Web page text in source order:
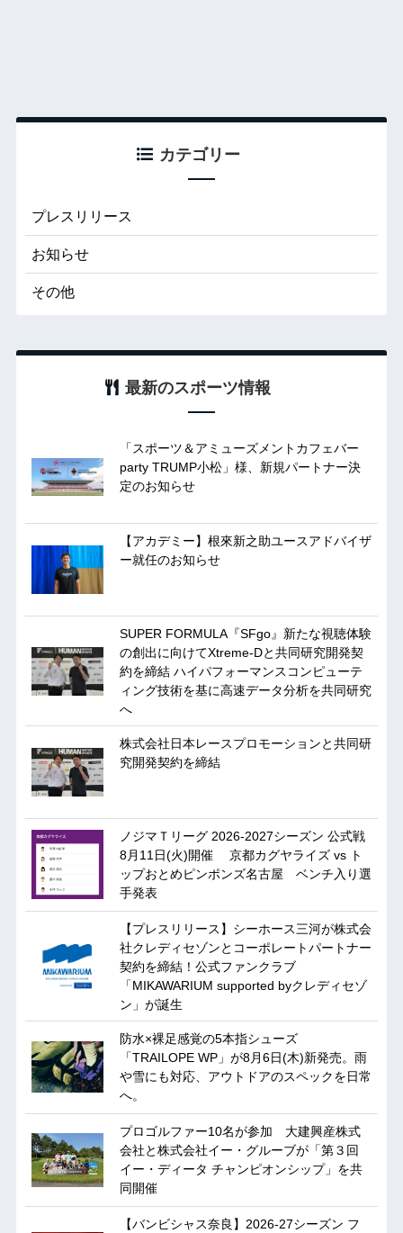
カテゴリー
プレスリリース
お知らせ
その他
最新のスポーツ情報
「スポーツ＆アミューズメントカフェバー
party TRUMP小松」様、新規パートナー決
定のお知らせ
【アカデミー】根來新之助ユースアドバイザ
ー就任のお知らせ
SUPER FORMULA『SFgo』新たな視聴体験
の創出に向けてXtreme-Dと共同研究開発契
約を締結 ハイパフォーマンスコンピューテ
ィング技術を基に⾼速データ分析を共同研究
へ
株式会社日本レースプロモーションと共同研
究開発契約を締結
ノジマＴリーグ 2026-2027シーズン 公式戦
8月11日(火)開催 京都カグヤライズ vs ト
ップおとめピンポンズ名古屋 ベンチ入り選
手発表
【プレスリリース】シーホース三河が株式会
社クレディセゾンとコーポレートパートナー
契約を締結！公式ファンクラブ
「MIKAWARIUM supported byクレディセゾ
ン」が誕生
防水×裸足感覚の5本指シューズ
「TRAILOPE WP」が8月6日(木)新発売。雨
や雪にも対応、アウトドアのスペックを日常
へ。
プロゴルファー10名が参加 大建興産株式
会社と株式会社イー・グルーブが「第３回
イー・ディータ チャンピオンシップ」を共
同開催
【バンビシャス奈良】2026-27シーズン フ